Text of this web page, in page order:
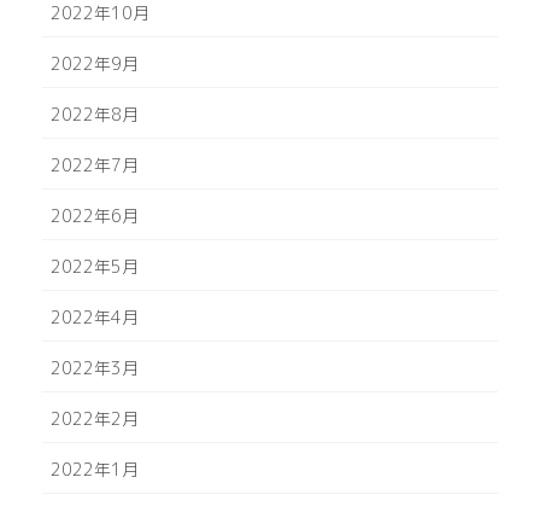
2022年10月
2022年9月
2022年8月
2022年7月
2022年6月
2022年5月
2022年4月
2022年3月
2022年2月
2022年1月